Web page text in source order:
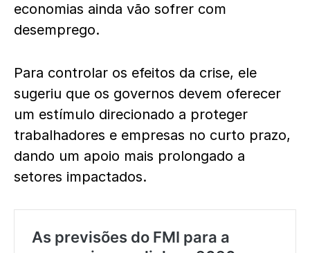
economias ainda vão sofrer com
desemprego.
Para controlar os efeitos da crise, ele
sugeriu que os governos devem oferecer
um estímulo direcionado a proteger
trabalhadores e empresas no curto prazo,
dando um apoio mais prolongado a
setores impactados.